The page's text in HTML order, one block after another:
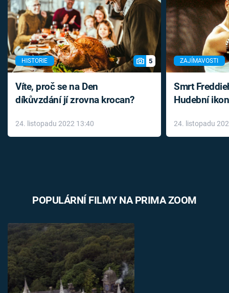
HISTORIE 5
Víte, proč se na Den
díkůvzdání jí zrovna krocan?
24. listopadu 2022 13:40
ZAJÍMAVOSTI
Smrt
Hudební
léky
24. listopadu
POPULÁRNÍ FILMY NA PRIMA ZOOM